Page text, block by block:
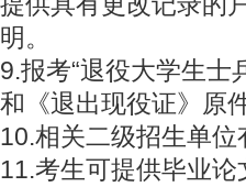
明。
9.报考“退役大学生士
和《退出现役证》原
10.相关二级招生单
11.考生可提供毕业